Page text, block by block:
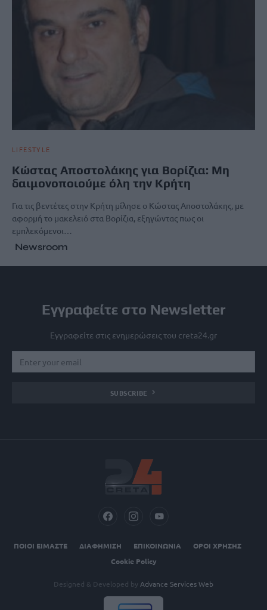
LIFESTYLE
Κώστας Αποστολάκης για Βορίζια: Μη
δαιμονοποιούμε όλη την Κρήτη
Για τις βεντέτες στην Κρήτη μίλησε ο Κώστας Αποστολάκης, με
αφορμή το μακελειό στα Βορίζια, εξηγώντας πως οι
εμπλεκόμενοι…
Newsroom
Εγγραφείτε στο Newsletter
Εγγραφείτε στις ενημερώσεις του creta24.gr
SUBSCRIBE
ΠΟΙΟΙ ΕΙΜΑΣΤΕ ΔΙΑΦΗΜΙΣΗ ΕΠΙΚΟΙΝΩΝΙΑ
ΟΡΟΙ ΧΡΗΣΗΣ
Cookie Policy
Designed & Developed by Advance Services Web